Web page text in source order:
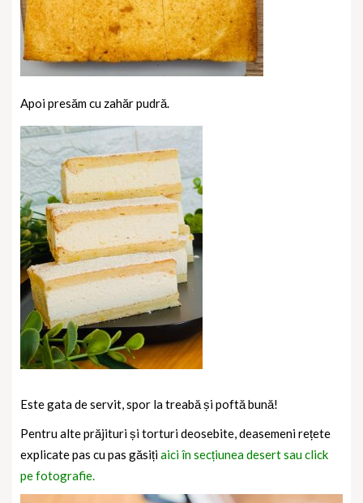
Apoi presăm cu zahăr pudră.
Este gata de servit, spor la treabă și poftă bună!
Pentru alte prăjituri și torturi deosebite, deasemeni rețete
explicate pas cu pas găsițiaici în secțiunea desert sau click
pe fotografie.